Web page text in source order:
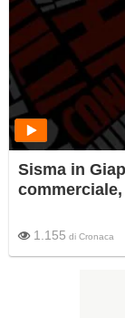
Sisma in
1.155 di Cronaca